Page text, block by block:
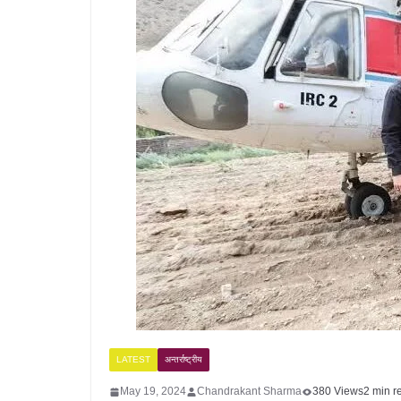
LATEST अन्तर्राष्ट्रीय
May 19, 2024 Chandrakant Sharma 380 Views2 min